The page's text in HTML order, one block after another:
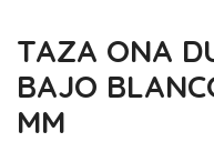
TAZA ONA
BAJO
MM